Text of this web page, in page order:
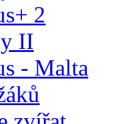
2
II
- Malta